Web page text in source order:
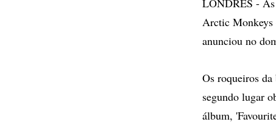
LONDRES - As
Arctic Monkeys
anunciou no
Os roqueiros
segundo lugar
álbum,